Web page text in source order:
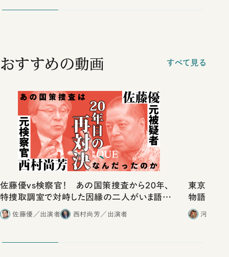
おすすめの動画 すべて見る
佐藤優vs検察官！ あの国策捜査から20年、
特捜取調室で対峙した因縁の二人がいま語り
合ったこと
佐藤優／出演者 西村尚芳／出演者
東京は都
物語」に
河野有